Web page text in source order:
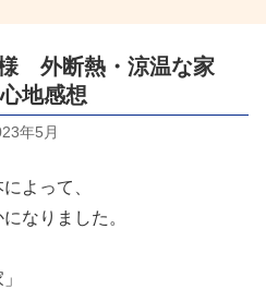
外断熱・涼温な家
地感想
年5月
よって、
なりました。